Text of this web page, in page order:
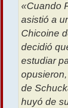
«Cuando
asistió a
Chicoine
decidió
estudiar
de
huyó de